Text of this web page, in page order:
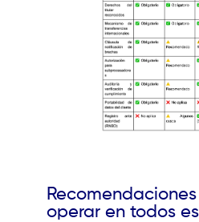
operar en todos